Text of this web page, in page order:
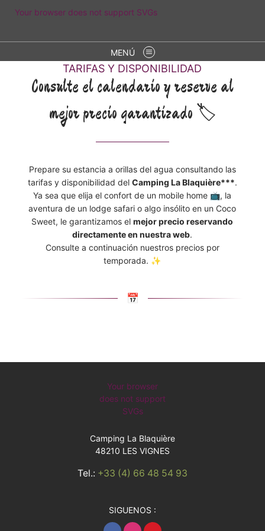
Your browser does not support SVGs
MENÚ
TARIFAS Y DISPONIBILIDAD
Consulte el calendario y reserve al
mejor precio garantizado 🏷️
Prepare su estancia a orillas del agua consultando las
tarifas y disponibilidad del Camping La Blaquière***.
Ya sea que elija el confort de un mobile home 📺, la
aventura de un lodge safari o algo insólito en un Coco
Sweet, le garantizamos elmejor precio reservando
directamente en nuestra web.
Consulte a continuación nuestros precios por
temporada. ✨
📅
Your browser
does not support
SVGs
Camping La Blaquière
48210 LES VIGNES
Tel.: +33 (4) 66 48 54 93
SIGUENOS :